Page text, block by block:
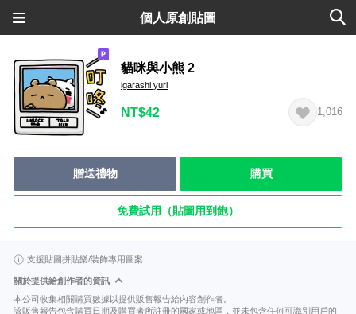
個人原創貼圖
貓咪與小熊 2
igarashi yuri
NT$42 1,016
贈送禮物 購買
免費試用（貼圖用到飽）
支援貼圖拼貼樂/裝飾專用圖案
關於提供給創作者的資訊
本公司收集相關購買數據以提供販售報告給內容創作者。
該販售報告包含購買日期及購買者所註冊的國家或地區，並未包含任何可識別用戶的